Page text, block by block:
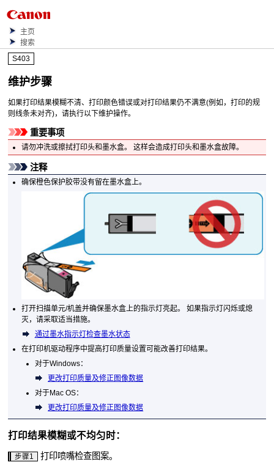
主页
搜索
S403
维护步骤
如果打印结果模糊不清、打印颜色错误或对打印结果仍不满意(例如，打印的规
则线条未对齐)，请执行以下维护操作。
重要事项
请勿冲洗或擦拭打印头和墨水盒。 这样会造成打印头和墨水盒故障。
注释
确保橙色保护胶带没有留在墨水盒上。
打开扫描单元/机盖并确保墨水盒上的指示灯亮起。
如果指示灯闪烁或熄
灭，请采取适当措施。
通过墨水指示灯检查墨水状态
在打印机驱动程序中提高打印质量设置可能改善打印结果。
对于Windows：
更改打印质量及修正图像数据
对于Mac OS：
更改打印质量及修正图像数据
打印结果模糊或不均匀时：
步骤1 打印喷嘴检查图案。